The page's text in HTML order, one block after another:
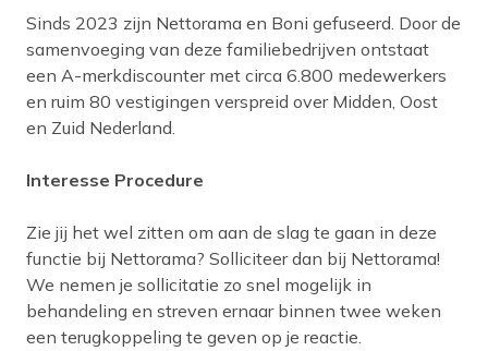
Sinds 2023 zijn Nettorama en Boni gefuseerd. Door de
samenvoeging van deze familiebedrijven ontstaat
een A-merkdiscounter met circa 6.800 medewerkers
en ruim 80 vestigingen verspreid over Midden, Oost
en Zuid Nederland.
Interesse Procedure
Zie jij het wel zitten om aan de slag te gaan in deze
functie bij Nettorama? Solliciteer dan bij Nettorama!
We nemen je sollicitatie zo snel mogelijk in
behandeling en streven ernaar binnen twee weken
een terugkoppeling te geven op je reactie.